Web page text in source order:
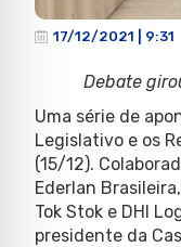
17/12/2021 | 9:31
Debate
Uma série de
Legislativo e os
(15/12).
Ederlan
Tok Stok e DHl
presidente da